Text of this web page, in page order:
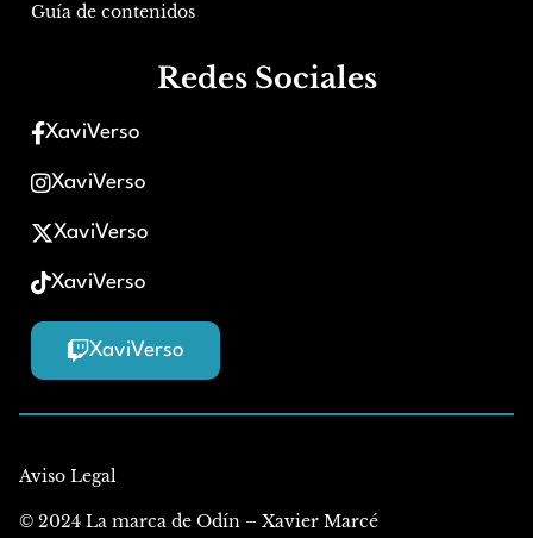
Guía de contenidos
Redes Sociales
XaviVerso
XaviVerso
XaviVerso
XaviVerso
XaviVerso
Aviso Legal
© 2024 La marca de Odín – Xavier Marcé